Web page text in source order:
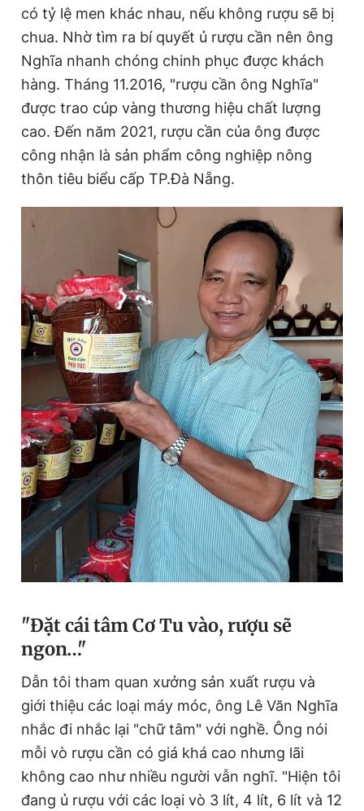
có tỷ lệ men khác nhau, nếu không rượu sẽ bị
chua. Nhờ tìm ra bí quyết ủ rượu cần nên ông
Nghĩa nhanh chóng chinh phục được khách
hàng. Tháng 11.2016, "rượu cần ông Nghĩa"
được trao cúp vàng thương hiệu chất lượng
cao. Đến năm 2021, rượu cần của ông được
công nhận là sản phẩm công nghiệp nông
thôn tiêu biểu cấp TP.Đà Nẵng.
"Đặt cái tâmCơ Tuvào, rượu sẽ
ngon…"
Dẫn tôi tham quan xưởng sản xuất rượu và
giới thiệu các loại máy móc, ông Lê Văn Nghĩa
nhắc đi nhắc lại "chữ tâm" với nghề. Ông nói
mỗi vò rượu cần có giá khá cao nhưng lãi
không cao như nhiều người vẫn nghĩ. "Hiện tôi
đang ủ rượu với các loại vò 3 lít, 4 lít, 6 lít và 12